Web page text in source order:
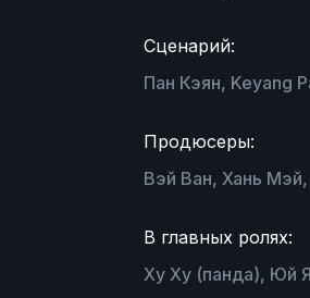
Сценарий:
Пан Кэян, Keyang
Продюсеры:
Вэй Ван, Хань
В главных ролях:
Ху Ху (панда), Юй